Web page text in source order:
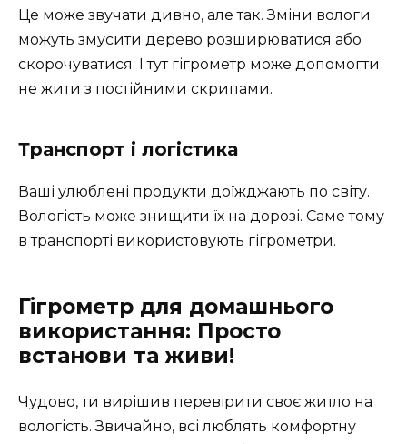
Це може звучати дивно, але так. Зміни вологи
можуть змусити дерево розширюватися або
скорочуватися. І тут гігрометр може допомогти
не жити з постійними скрипами.
Транспорт і логістика
Ваші улюблені продукти доїжджають по світу.
Вологість може знищити їх на дорозі. Саме тому
в транспорті використовують гігрометри.
Гігрометр для домашнього
використання: Просто
встанови та живи!
Чудово, ти вирішив перевірити своє житло на
вологість. Звичайно, всі люблять комфортну